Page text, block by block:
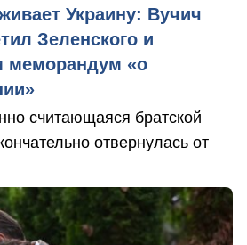
Украину: Вучич
Зеленского и
меморандум «о
считающаяся братской
отвернулась от